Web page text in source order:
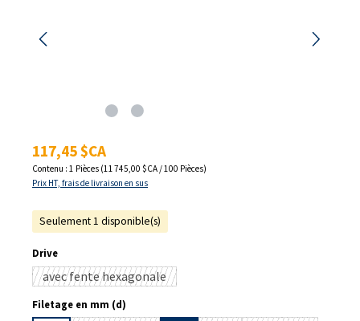
Prix régulier :
117,45 $CA
Contenu : 1 Pièces (11 745,00 $CA / 100 Pièces)
Prix HT, frais de livraison en sus
Seulement 1 disponible(s)
Sélectionnez
Drive
avec fente hexagonale(Cette option n'est pas disponible pour le moment.)
Sélectionnez
Filetage en mm (d)